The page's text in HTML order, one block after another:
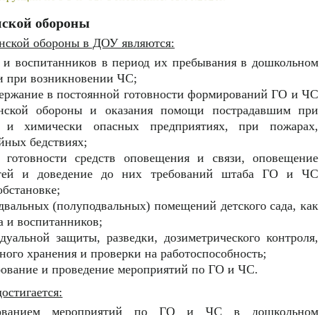
обороны
обороны в ДОУ являются:
и воспитанников в период их пребывания в дошкольном
при возникновении ЧС;
в постоянной готовности формирований ГО и ЧС
обороны и оказания помощи пострадавшим при
и химически опасных предприятиях, при пожарах,
бедствиях;
средств оповещения и связи, оповещение
и доведение до них требований штаба ГО и ЧС
(полуподвальных) помещений детского сада, как
и воспитанников;
защиты, разведки, дозиметрического контроля,
хранения и проверки на работоспособность;
и проведение мероприятий по ГО и ЧС.
мероприятий по ГО и ЧС в дошкольном